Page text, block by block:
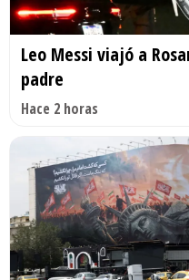
Leo Messi viajó a
padre
Hace 2 horas